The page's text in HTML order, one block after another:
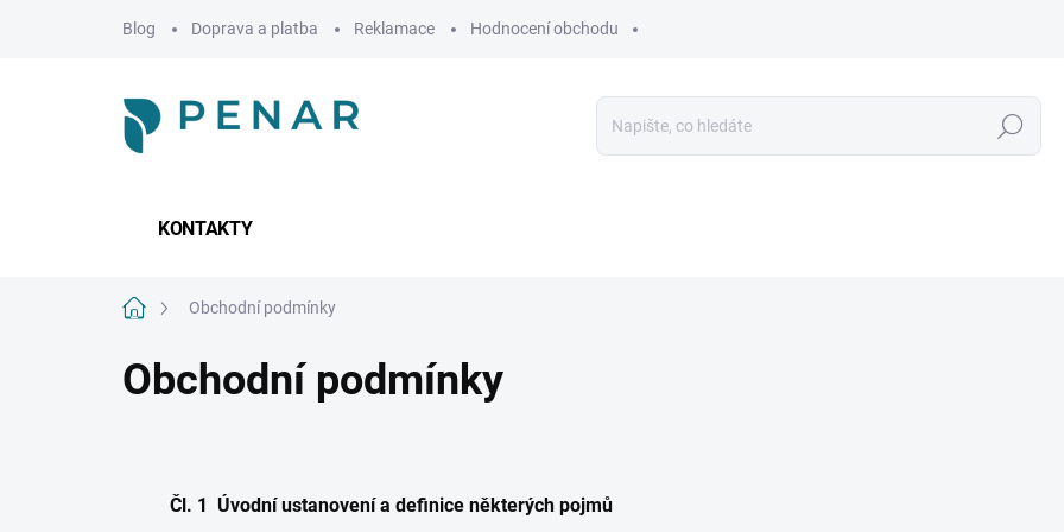
Blog Doprava a platba Reklamace Hodnocení obchodu
Hledat
KONTAKTY
Domů Obchodní podmínky
Obchodní podmínky
Čl. 1 Úvodní ustanovení a definice některých pojmů